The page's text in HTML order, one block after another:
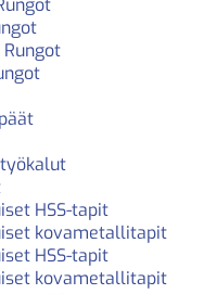
HSS-tapit
kovametallitapit
HSS-tapit
kovametallitapit